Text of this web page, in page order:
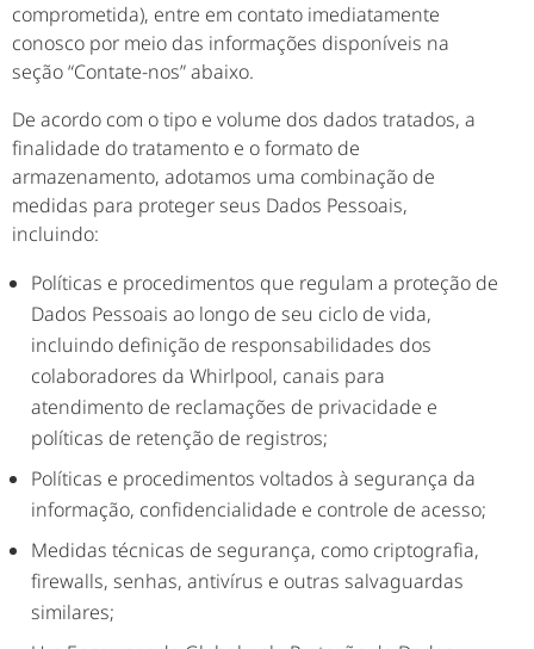
comprometida), entre em contato imediatamente
conosco por meio das informações disponíveis na
seção “Contate-nos” abaixo.
De acordo com o tipo e volume dos dados tratados, a
finalidade do tratamento e o formato de
armazenamento, adotamos uma combinação de
medidas para proteger seus Dados Pessoais,
incluindo:
Políticas e procedimentos que regulam a proteção de
Dados Pessoais ao longo de seu ciclo de vida,
incluindo definição de responsabilidades dos
colaboradores da Whirlpool, canais para
atendimento de reclamações de privacidade e
políticas de retenção de registros;
Políticas e procedimentos voltados à segurança da
informação, confidencialidade e controle de acesso;
Medidas técnicas de segurança, como criptografia,
firewalls, senhas, antivírus e outras salvaguardas
similares;